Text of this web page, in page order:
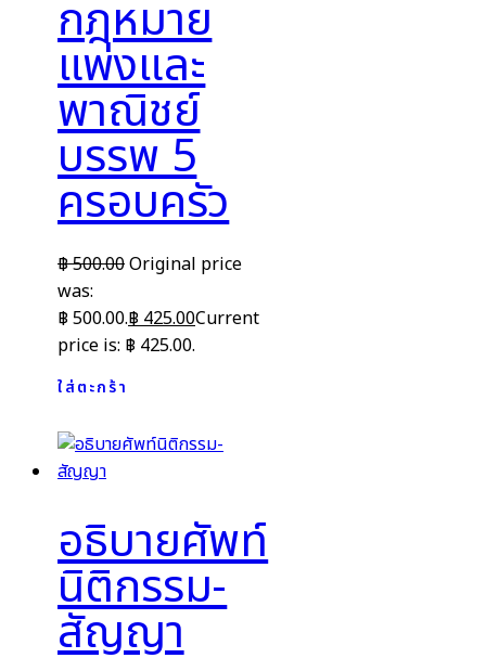
กฎหมาย
แพ่งและ
พาณิชย์
บรรพ 5
ครอบครัว
฿500.00Original price
was:
฿ 500.00.฿425.00Current
price is: ฿ 425.00.
ใส่ตะกร้า
อธิบายศัพท์
นิติกรรม-
สัญญา